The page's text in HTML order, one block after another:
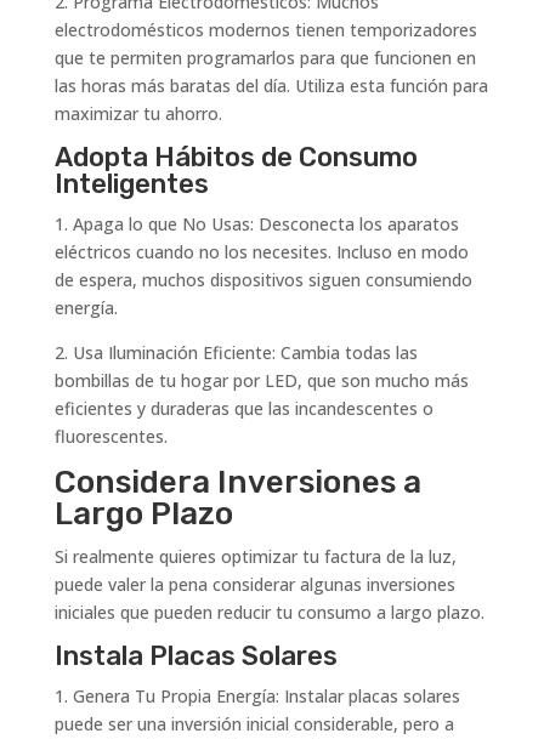
electrodomésticos modernos tienen temporizadores
que te permiten programarlos para que funcionen en
las horas más baratas del día. Utiliza esta función para
maximizar tu ahorro.
Adopta Hábitos de Consumo
Inteligentes
1. Apaga lo que No Usas: Desconecta los aparatos
eléctricos cuando no los necesites. Incluso en modo
de espera, muchos dispositivos siguen consumiendo
energía.
2. Usa Iluminación Eficiente: Cambia todas las
bombillas de tu hogar por LED, que son mucho más
eficientes y duraderas que las incandescentes o
fluorescentes.
Considera Inversiones a
Largo Plazo
Si realmente quieres optimizar tu factura de la luz,
puede valer la pena considerar algunas inversiones
iniciales que pueden reducir tu consumo a largo plazo.
Instala Placas Solares
1. Genera Tu Propia Energía: Instalar placas solares
puede ser una inversión inicial considerable, pero a